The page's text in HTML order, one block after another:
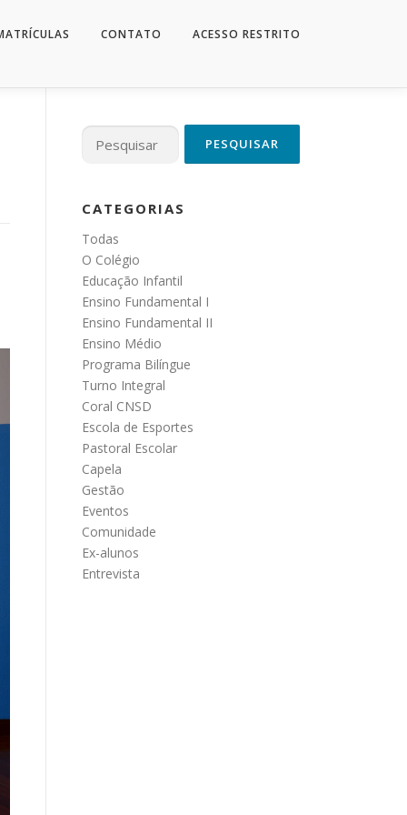
CONTATO ACESSO RESTRITO
Pesquisar
por:
CATEGORIAS
Todas
O Colégio
Educação Infantil
Ensino Fundamental I
Ensino Fundamental II
Ensino Médio
Programa Bilíngue
Turno Integral
Coral CNSD
Escola de Esportes
Pastoral Escolar
Capela
Gestão
Eventos
Comunidade
Ex-alunos
Entrevista